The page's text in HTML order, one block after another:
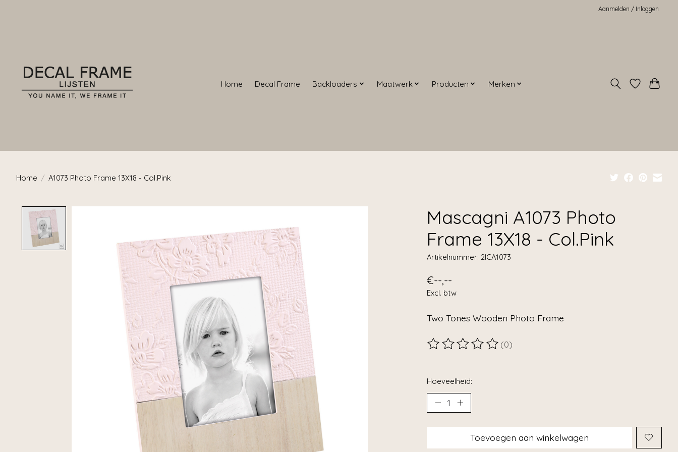
Aanmelden / Inloggen
Home Decal Frame Backloaders Maatwerk Producten Merken
Home / A1073 Photo Frame 13X18 - Col.Pink
Mascagni A1073 Photo
Frame 13X18 - Col.Pink
Artikelnummer: 2ICA1073
€--,--
Excl. btw
Two Tones Wooden Photo Frame
De beoordeling van dit product is
(0)
Hoeveelheid:
Toevoegen aan winkelwagen